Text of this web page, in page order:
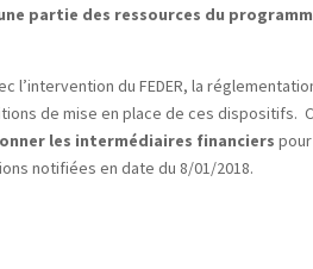
partie des ressources du
du FEDER, la
de mise en place de ces dispositifs.
les intermédiaires financiers
notifiées en date du 8/01/2018.